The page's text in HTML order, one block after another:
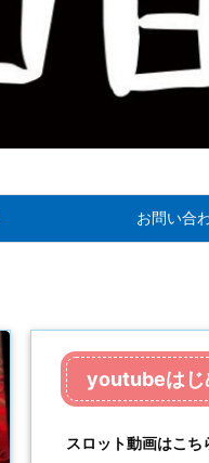
お問い合
youtubeはじ
スロット動画はこち